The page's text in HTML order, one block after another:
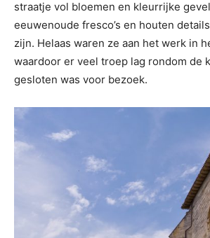
straatje vol bloemen en kleurrijke
eeuwenoude fresco’s en houten
zijn. Helaas waren ze aan het werk in
waardoor er veel troep lag rondom de
gesloten was voor bezoek.